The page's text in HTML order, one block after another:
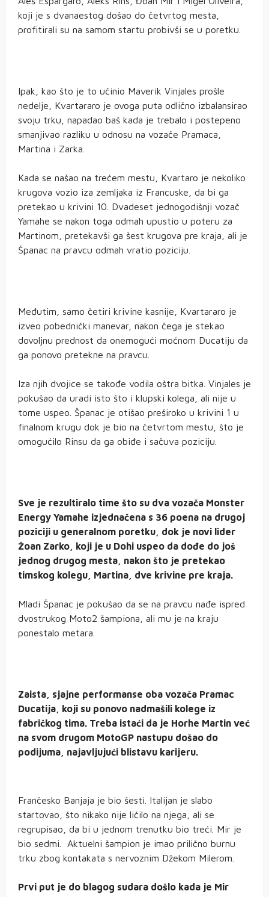
koji je s dvanaestog došao do četvrtog mesta,
profitirali su na samom startu probivši se u poretku.
Ipak, kao što je to učinio Maverik Vinjales prošle
nedelje, Kvartararo je ovoga puta odlično izbalansirao
svoju trku, napadao baš kada je trebalo i postepeno
smanjivao razliku u odnosu na vozače Pramaca,
Martina i Zarka.
Kada se našao na trećem mestu, Kvartaro je nekoliko
krugova vozio iza zemljaka iz Francuske, da bi ga
pretekao u krivini 10. Dvadeset jednogodišnji vozač
Yamahe se nakon toga odmah upustio u poteru za
Martinom, pretekavši ga šest krugova pre kraja, ali je
Španac na pravcu odmah vratio poziciju.
Međutim, samo četiri krivine kasnije, Kvartararo je
izveo pobednički manevar, nakon čega je stekao
dovoljnu prednost da onemogući moćnom Ducatiju da
ga ponovo pretekne na pravcu.
Iza njih dvojice se takođe vodila oštra bitka. Vinjales je
pokušao da uradi isto što i klupski kolega, ali nije u
tome uspeo. Španac je otišao preširoko u krivini 1 u
finalnom krugu dok je bio na četvrtom mestu, što je
omogućilo Rinsu da ga obiđe i sačuva poziciju.
Sve je rezultiralo time što su dva vozača Monster
Energy Yamahe izjednačena s 36 poena na drugoj
poziciji u generalnom poretku, dok je novi lider
Žoan Zarko, koji je u Dohi uspeo da dođe do još
jednog drugog mesta, nakon što je pretekao
timskog kolegu, Martina, dve krivine pre kraja.
Mladi Španac je pokušao da se na pravcu nađe ispred
dvostrukog Moto2 šampiona, ali mu je na kraju
ponestalo metara.
Zaista, sjajne performanse oba vozača Pramac
Ducatija, koji su ponovo nadmašili kolege iz
fabričkog tima. Treba istaći da je Horhe Martin već
na svom drugom MotoGP nastupu došao do
podijuma, najavljujući blistavu karijeru.
Frančesko Banjaja je bio šesti. Italijan je slabo
startovao, što nikako nije ličilo na njega, ali se
regrupisao, da bi u jednom trenutku bio treći. Mir je
bio sedmi. Aktuelni šampion je imao prilično burnu
trku zbog kontakata s nervoznim Džekom Milerom.
Prvi put je do blagog sudara došlo kada je Mir